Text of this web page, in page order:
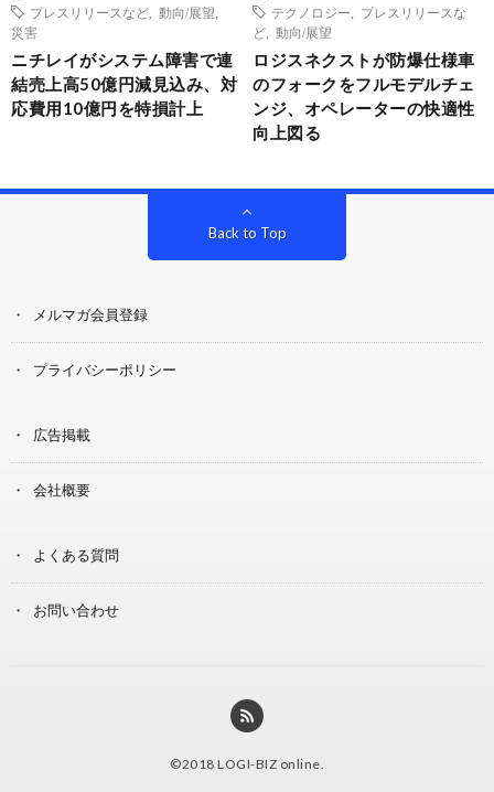
プレスリリースなど
動向/展望
災害
ニチレイがシステム障害で連
結売上高50億円減見込み、対
応費用10億円を特損計上
テクノロジー
プレスリリースな
ど
動向/展望
ロジスネクストが防爆仕様車
のフォークをフルモデルチェ
ンジ、オペレーターの快適性
向上図る
Back to Top
メルマガ会員登録
プライバシーポリシー
広告掲載
会社概要
よくある質問
お問い合わせ
©2018 LOGI-BIZ online